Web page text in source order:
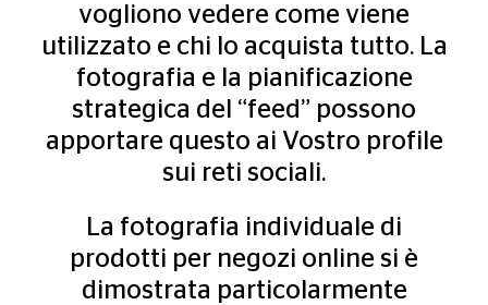
vogliono vedere come viene
utilizzato e chi lo acquista tutto. La
fotografia e la pianificazione
strategica del “feed” possono
apportare questo ai Vostro profile
sui reti sociali.
La fotografia individuale di
prodotti per negozi online si è
dimostrata particolarmente